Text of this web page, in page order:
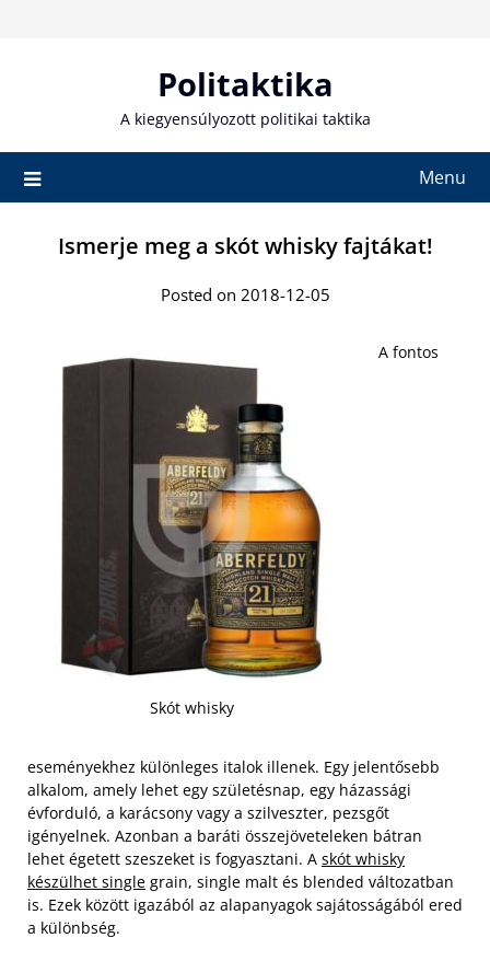
Politaktika
A kiegyensúlyozott politikai taktika
Menu
Ismerje meg a skót whisky fajtákat!
Posted on 2018-12-05
Skót whisky
A fontos
eseményekhez különleges italok illenek. Egy jelentősebb
alkalom, amely lehet egy születésnap, egy házassági
évforduló, a karácsony vagy a szilveszter, pezsgőt
igényelnek. Azonban a baráti összejöveteleken bátran
lehet égetett szeszeket is fogyasztani. A skót whisky
készülhet single grain, single malt és blended változatban
is. Ezek között igazából az alapanyagok sajátosságából ered
a különbség.